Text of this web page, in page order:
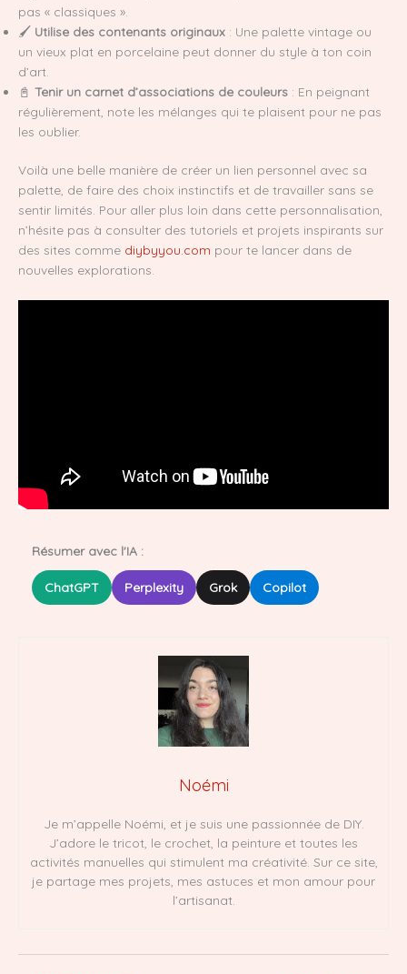
pas « classiques ».
🖌️ Utilise des contenants originaux : Une palette vintage ou
un vieux plat en porcelaine peut donner du style à ton coin
d’art.
📓 Tenir un carnet d’associations de couleurs : En peignant
régulièrement, note les mélanges qui te plaisent pour ne pas
les oublier.
Voilà une belle manière de créer un lien personnel avec sa
palette, de faire des choix instinctifs et de travailler sans se
sentir limités. Pour aller plus loin dans cette personnalisation,
n’hésite pas à consulter des tutoriels et projets inspirants sur
des sites comme diybyyou.com pour te lancer dans de
nouvelles explorations.
Résumer avec l'IA :
ChatGPT Perplexity Grok Copilot
Noémi
Je m’appelle Noémi, et je suis une passionnée de DIY.
J’adore le tricot, le crochet, la peinture et toutes les
activités manuelles qui stimulent ma créativité. Sur ce site,
je partage mes projets, mes astuces et mon amour pour
l’artisanat.